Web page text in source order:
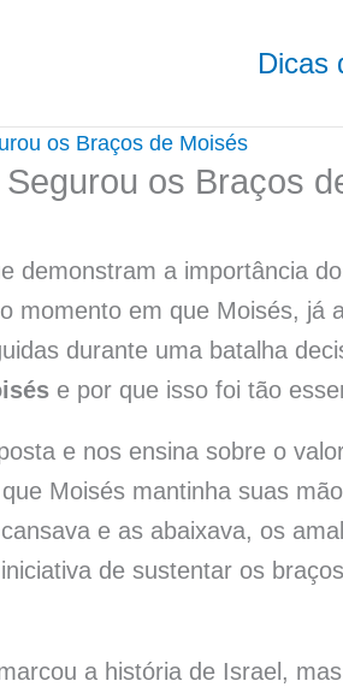
Dicas
os Braços de Moisés
os Braços
demonstram a importância
momento em que Moisés, já
durante uma batalha
e por que isso foi tão
e nos ensina sobre o
Moisés mantinha suas
e as abaixava, os
de sustentar os
a história de Israel,